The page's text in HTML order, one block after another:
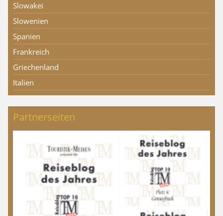
Slowakei
Slowenien
Spanien
Frankreich
Griechenland
Italien
Partnerseiten